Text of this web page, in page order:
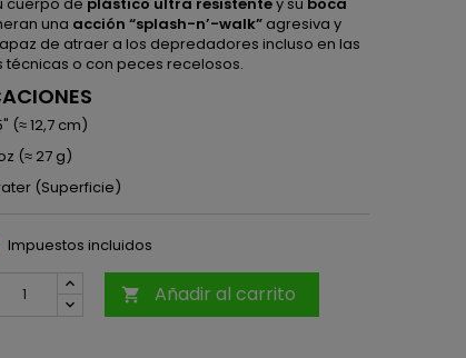
una acción “splash-n’-walk” agresiva y
de atraer a los depredadores incluso en las
técnicas o con peces recelosos.
(≈ 12,7 cm)
(≈ 27 g)
(Superficie)
Impuestos incluidos
 Añadir al carrito